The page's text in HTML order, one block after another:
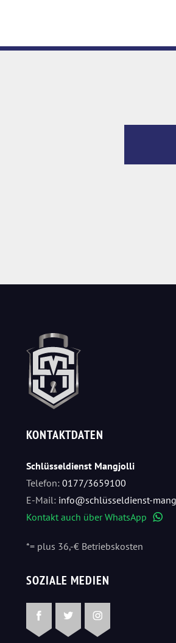
KONTAKTDATEN
Schlüsseldienst Mangjolli
Telefon: 0177/3659100
E-Mail: info@schlüsseldienst-
Kontakt auch über WhatsApp
*= plus 36,-€ Betriebskosten
SOZIALE MEDIEN
FacebookTwitterInstagram